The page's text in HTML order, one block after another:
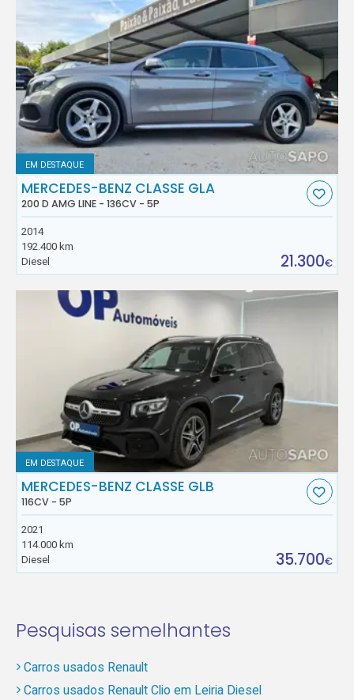
EM DESTAQUE
MERCEDES-BENZ CLASSE GLA
200 D AMG LINE - 136CV - 5P
2014
192.400 km
Diesel
21.300€
EM DESTAQUE
MERCEDES-BENZ CLASSE GLB
116CV - 5P
2021
114.000 km
Diesel
35.700€
Pesquisas semelhantes
Carros usados Renault
Carros usados Renault Clio em Leiria Diesel